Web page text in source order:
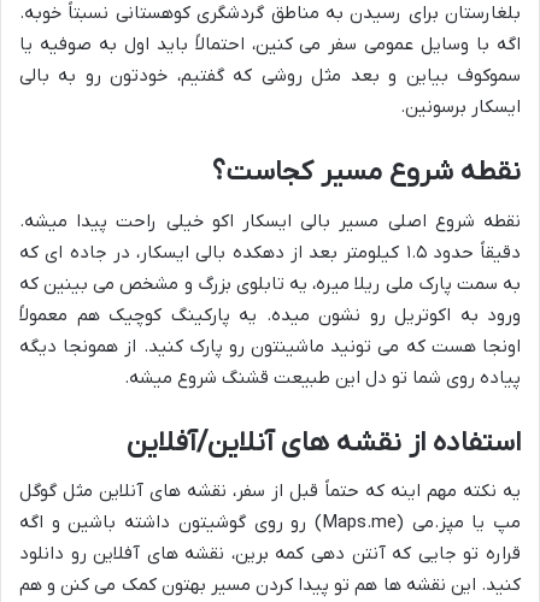
بلغارستان برای رسیدن به مناطق گردشگری کوهستانی نسبتاً خوبه.
اگه با وسایل عمومی سفر می کنین، احتمالاً باید اول به صوفیه یا
سموکوف بیاین و بعد مثل روشی که گفتیم، خودتون رو به بالی
ایسکار برسونین.
نقطه شروع مسیر کجاست؟
نقطه شروع اصلی مسیر بالی ایسکار اکو خیلی راحت پیدا میشه.
دقیقاً حدود ۱.۵ کیلومتر بعد از دهکده بالی ایسکار، در جاده ای که
به سمت پارک ملی ریلا میره، یه تابلوی بزرگ و مشخص می بینین که
ورود به اکوتریل رو نشون میده. یه پارکینگ کوچیک هم معمولاً
اونجا هست که می تونید ماشینتون رو پارک کنید. از همونجا دیگه
پیاده روی شما تو دل این طبیعت قشنگ شروع میشه.
استفاده از نقشه های آنلاین/آفلاین
یه نکته مهم اینه که حتماً قبل از سفر، نقشه های آنلاین مثل گوگل
مپ یا مپز.می (Maps.me) رو روی گوشیتون داشته باشین و اگه
قراره تو جایی که آنتن دهی کمه برین، نقشه های آفلاین رو دانلود
کنید. این نقشه ها هم تو پیدا کردن مسیر بهتون کمک می کنن و هم